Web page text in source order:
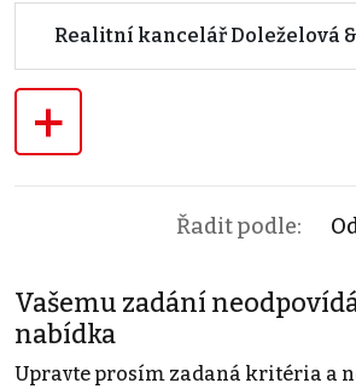
Realitní kancelář Doleželová
+
Řadit podle:
Vašemu zadání
nabídka
Upravte prosím zadaná kritéria a